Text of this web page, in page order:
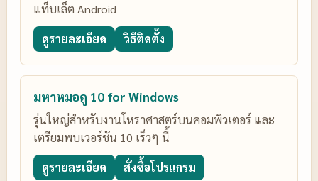
แท็บเล็ต Android
ดูรายละเอียด วิธีติดตั้ง
มหาหมอดู 10 for Windows
รุ่นใหญ่สำหรับงานโหราศาสตร์บนคอมพิวเตอร์ และ
เตรียมพบเวอร์ชัน 10 เร็วๆ นี้
ดูรายละเอียด สั่งซื้อโปรแกรม